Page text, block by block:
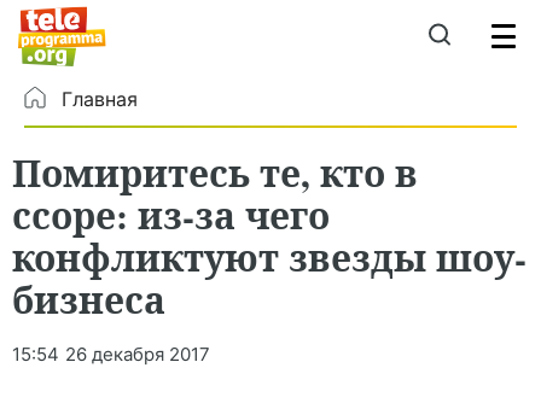
Главная
Помиритесь те, кто в
ссоре: из-за чего
конфликтуют звезды шоу-
бизнеса
15:54 26 декабря 2017